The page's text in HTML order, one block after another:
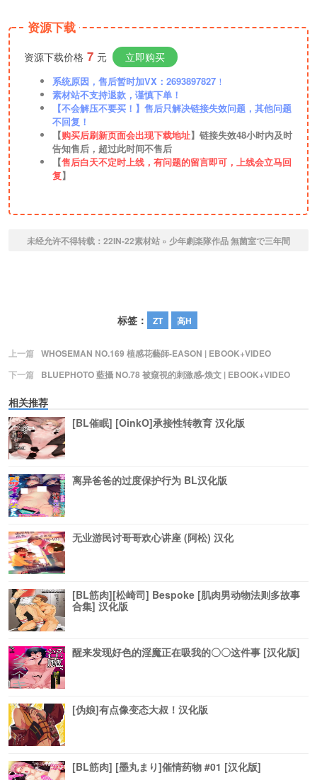
资源下载
资源下载价格 7 元 立即购买
系统原因，售后暂时加VX：2693897827 ！
素材站不支持退款，谨慎下单！
【不会解压不要买！】售后只解决链接失效问题，其他问题
不回复！
【购买后刷新页面会出现下载地址】链接失效48小时内及时
告知售后，超过此时间不售后
【售后白天不定时上线，有问题的留言即可，上线会立马回
复】
未经允许不得转载： 22IN-22素材站 » 少年劇楽隊作品 無菌室で三年間
标签： ZT 高H
上一篇 WHOSEMAN NO.169 植感花藝師-EASON | EBOOK+VIDEO
下一篇
BLUEPHOTO 藍攝 NO.78 被窺視的刺激感-煥文 | EBOOK+VIDEO
相关推荐
[BL催眠] [OinkO]承接性转教育 汉化版
离异爸爸的过度保护行为 BL汉化版
无业游民讨哥哥欢心讲座 (阿松) 汉化
[BL筋肉][松崎司] Bespoke [肌肉男动物法则多故事
合集] 汉化版
醒来发现好色的淫魔正在吸我的〇〇这件事 [汉化版]
[伪娘]有点像变态大叔！汉化版
[BL筋肉] [墨丸まり]催情药物 #01 [汉化版]